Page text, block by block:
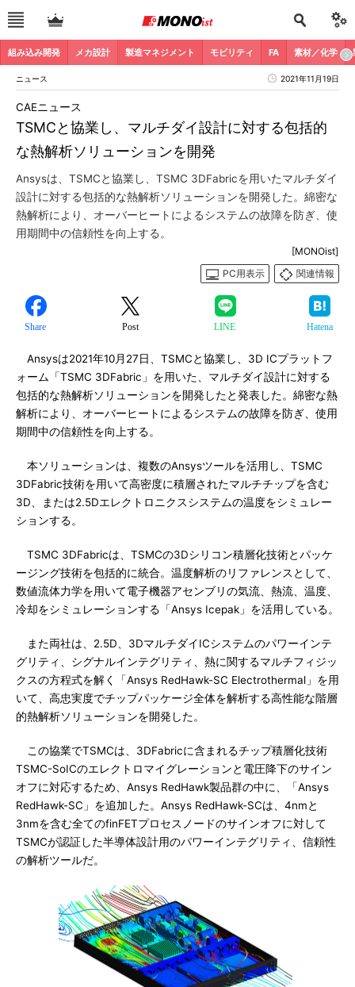
組み込み開発 メカ設計 製造マネジメント モビリティ FA 素材／化学
ニュース 2021年11月19日
TSMCと協業し、マルチダイ設計に対する包括的
な熱解析ソリューションを開発
CAEニュース
Ansysは、TSMCと協業し、TSMC 3DFabricを用いたマルチダイ
設計に対する包括的な熱解析ソリューションを開発した。綿密な
熱解析により、オーバーヒートによるシステムの故障を防ぎ、使
用期間中の信頼性を向上する。
[MONOist]
PC用表示
関連情報
Share Post LINE Hatena
Ansysは2021年10月27日、TSMCと協業し、3D ICプラットフ
ォーム「TSMC 3DFabric」を用いた、マルチダイ設計に対する
包括的な熱解析ソリューションを開発したと発表した。綿密な熱
解析により、オーバーヒートによるシステムの故障を防ぎ、使用
期間中の信頼性を向上する。
本ソリューションは、複数のAnsysツールを活用し、TSMC
3DFabric技術を用いて高密度に積層されたマルチチップを含む
3D、または2.5Dエレクトロニクスシステムの温度をシミュレー
ションする。
TSMC 3DFabricは、TSMCの3Dシリコン積層化技術とパッケ
ージング技術を包括的に統合。温度解析のリファレンスとして、
数値流体力学を用いて電子機器アセンブリの気流、熱流、温度、
冷却をシミュレーションする「Ansys Icepak」を活用している。
また両社は、2.5D、3DマルチダイICシステムのパワーインテ
グリティ、シグナルインテグリティ、熱に関するマルチフィジッ
クスの方程式を解く「Ansys RedHawk-SC Electrothermal」を用
いて、高忠実度でチップパッケージ全体を解析する高性能な階層
的熱解析ソリューションを開発した。
この協業でTSMCは、3DFabricに含まれるチップ積層化技術
TSMC-SoICのエレクトロマイグレーションと電圧降下のサイン
オフに対応するため、Ansys RedHawk製品群の中に、「Ansys
RedHawk-SC」を追加した。Ansys RedHawk-SCは、4nmと
3nmを含む全てのfinFETプロセスノードのサインオフに対して
TSMCが認証した半導体設計用のパワーインテグリティ、信頼性
の解析ツールだ。